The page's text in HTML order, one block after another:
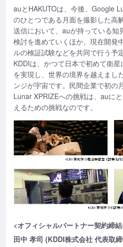
auとHAKUTOは、今後、Google
のひとつである月面を撮影した高
送信において、auが持っている知
検討を進めていくほか、現在開発
ルの検証試験などを共同で行う予
KDDIは、かつて日本で初めて衛
を実現し、世界の境界を越えまし
ンジが宇宙です。民間企業で初
Lunar XPRIZEへの挑戦は、auに
えるための挑戦なのです。
<オフィシャルパートナー契約締
田中 孝司 (KDDI株式会社 代表取